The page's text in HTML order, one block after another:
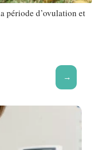
période d’ovulation et